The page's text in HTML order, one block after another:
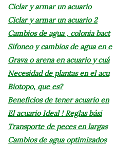
Ciclar y armar un acuario
Ciclar y armar un acuario 2
Cambios de agua , colonia bact
Sifoneo y cambios de agua en e
Grava o arena en acuario y cuá
Necesidad de plantas en el acu
Biotopo, que es?
Beneficios de tener acuario en
El acuario Ideal ! Reglas bási
Transporte de peces en largas
Cambios de agua optimizados